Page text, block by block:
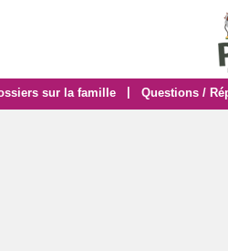
sur la famille Questions /